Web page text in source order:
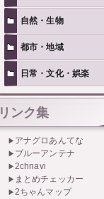
自然・生物
都市・地域
日常・文化・娯楽
リンク集
アナグロあんてな
ブルーアンテナ
2chnavi
まとめチェッカー
2ちゃんマップ